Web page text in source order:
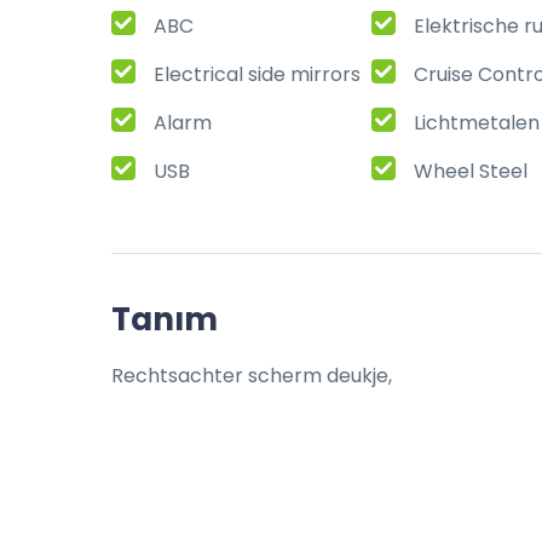
ABC
Elektrische
Electrical side mirrors
Cruise
Alarm
USB
Wheel Steel
Tanım
Rechtsachter scherm deukje,